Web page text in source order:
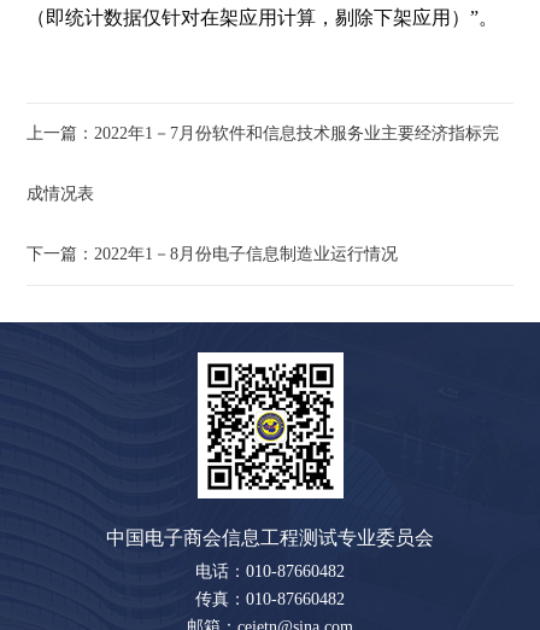
（即统计数据仅针对在架应用计算，剔除下架应用）”。
上一篇：2022年1－7月份软件和信息技术服务业主要经济指标完
成情况表
下一篇：2022年1－8月份电子信息制造业运行情况
中国电子商会信息工程测试专业委员会
电话：010-87660482
传真：010-87660482